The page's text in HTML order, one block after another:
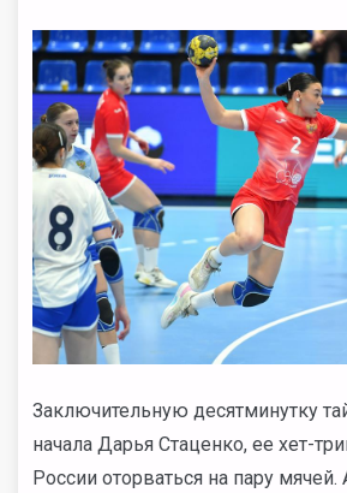
Заключительную десятминутку
начала Дарья Стаценко, ее хет-
России оторваться на пару мячей.